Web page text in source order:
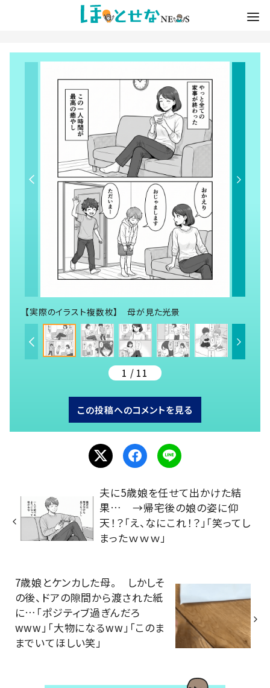
【実際のイラスト複数枚】 母が見た光景
1 / 11
この投稿へのコメントを見る
夫に5歳娘を任せて出かけた結
果… →帰宅後の娘の姿に仰
天！？「え、なにこれ！？」「笑ってし
まったｗｗｗ」
7歳娘とケンカした母。 しかしそ
の後、ドアの隙間から渡された紙
に…「ポジティブ過ぎんだろ
www」「大物になるww」「このま
までいてほしい笑」